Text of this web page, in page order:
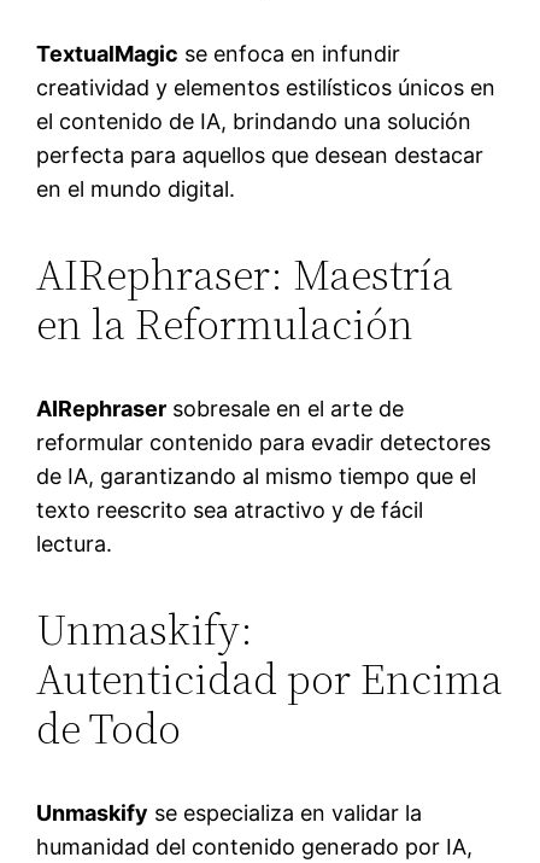
TextualMagic se enfoca en infundir
creatividad y elementos estilísticos únicos en
el contenido de IA, brindando una solución
perfecta para aquellos que desean destacar
en el mundo digital.
AIRephraser: Maestría
en la Reformulación
AIRephraser sobresale en el arte de
reformular contenido para evadir detectores
de IA, garantizando al mismo tiempo que el
texto reescrito sea atractivo y de fácil
lectura.
Unmaskify:
Autenticidad por Encima
de Todo
Unmaskify se especializa en validar la
humanidad del contenido generado por IA,